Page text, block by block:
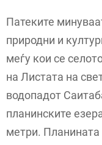
Патеките
природни и
меѓу кои се
на Листата на
водопадот
планинските
метри. Планината